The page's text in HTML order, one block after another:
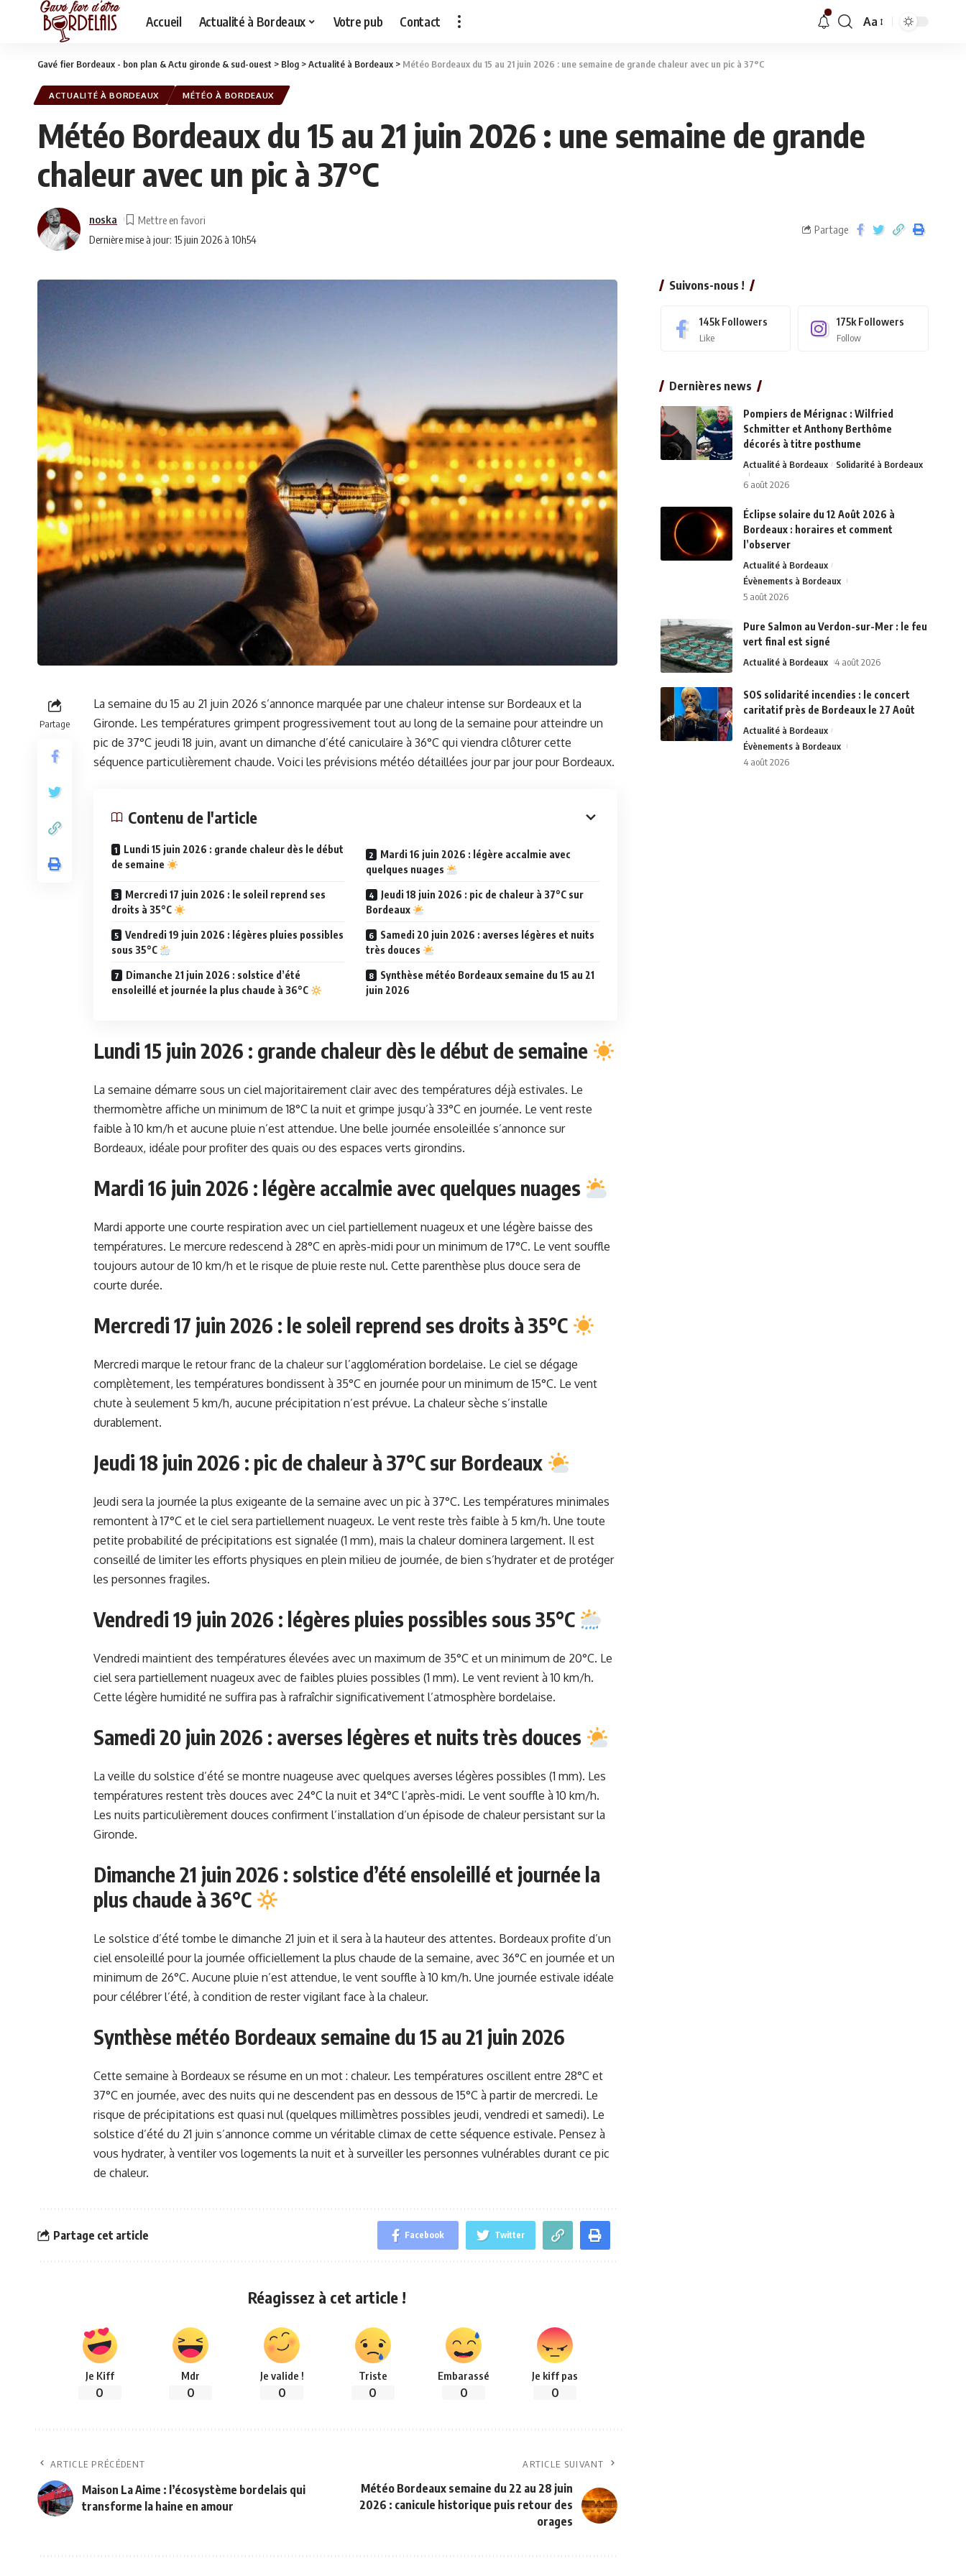
Accueil Actualité à Bordeaux Votre pub Contact Aa
Gavé fier Bordeaux - bon plan & Actu gironde & sud-ouest > Blog >Actualité à Bordeaux > Météo Bordeaux du 15 au 21 juin 2026 : une semaine de grande chaleur avec un pic à 37°C
ACTUALITÉ À BORDEAUX MÉTÉO À BORDEAUX
Météo Bordeaux du 15 au 21 juin 2026 : une semaine de grande
chaleur avec un pic à 37°C
Dernière mise à jour: 15 juin 2026 à 10h54
noska
Partage
Partage
La semaine du 15 au 21 juin 2026 s’annonce marquée par une chaleur intense sur Bordeaux et la
Gironde. Les températures grimpent progressivement tout au long de la semaine pour atteindre un
pic de 37°C jeudi 18 juin, avant un dimanche d’été caniculaire à 36°C qui viendra clôturer cette
séquence particulièrement chaude. Voici les prévisions météo détaillées jour par jour pour Bordeaux.
Contenu de l'article
Lundi 15 juin 2026 : grande chaleur dès le début
de semaine
Mardi 16 juin 2026 : légère accalmie avec
quelques nuages
Mercredi 17 juin 2026 : le soleil reprend ses
droits à 35°C
Jeudi 18 juin 2026 : pic de chaleur à 37°C sur
Bordeaux
Vendredi 19 juin 2026 : légères pluies possibles
sous 35°C
Samedi 20 juin 2026 : averses légères et nuits
très douces
Dimanche 21 juin 2026 : solstice d’été
ensoleillé et journée la plus chaude à 36°C
Synthèse météo Bordeaux semaine du 15 au 21
juin 2026
Lundi 15 juin 2026 : grande chaleur dès le début de semaine
La semaine démarre sous un ciel majoritairement clair avec des températures déjà estivales. Le
thermomètre affiche un minimum de 18°C la nuit et grimpe jusqu’à 33°C en journée. Le vent reste
faible à 10 km/h et aucune pluie n’est attendue. Une belle journée ensoleillée s’annonce sur
Bordeaux, idéale pour profiter des quais ou des espaces verts girondins.
Mardi 16 juin 2026 : légère accalmie avec quelques nuages
Mardi apporte une courte respiration avec un ciel partiellement nuageux et une légère baisse des
températures. Le mercure redescend à 28°C en après-midi pour un minimum de 17°C. Le vent souffle
toujours autour de 10 km/h et le risque de pluie reste nul. Cette parenthèse plus douce sera de
courte durée.
Mercredi 17 juin 2026 : le soleil reprend ses droits à 35°C
Mercredi marque le retour franc de la chaleur sur l’agglomération bordelaise. Le ciel se dégage
complètement, les températures bondissent à 35°C en journée pour un minimum de 15°C. Le vent
chute à seulement 5 km/h, aucune précipitation n’est prévue. La chaleur sèche s’installe
durablement.
Jeudi 18 juin 2026 : pic de chaleur à 37°C sur Bordeaux
Jeudi sera la journée la plus exigeante de la semaine avec un pic à 37°C. Les températures minimales
remontent à 17°C et le ciel sera partiellement nuageux. Le vent reste très faible à 5 km/h. Une toute
petite probabilité de précipitations est signalée (1 mm), mais la chaleur dominera largement. Il est
conseillé de limiter les efforts physiques en plein milieu de journée, de bien s’hydrater et de protéger
les personnes fragiles.
Vendredi 19 juin 2026 : légères pluies possibles sous 35°C
Vendredi maintient des températures élevées avec un maximum de 35°C et un minimum de 20°C. Le
ciel sera partiellement nuageux avec de faibles pluies possibles (1 mm). Le vent revient à 10 km/h.
Cette légère humidité ne suffira pas à rafraîchir significativement l’atmosphère bordelaise.
Samedi 20 juin 2026 : averses légères et nuits très douces
La veille du solstice d’été se montre nuageuse avec quelques averses légères possibles (1 mm). Les
températures restent très douces avec 24°C la nuit et 34°C l’après-midi. Le vent souffle à 10 km/h.
Les nuits particulièrement douces confirment l’installation d’un épisode de chaleur persistant sur la
Gironde.
Dimanche 21 juin 2026 : solstice d’été ensoleillé et journée la
plus chaude à 36°C
Le solstice d’été tombe le dimanche 21 juin et il sera à la hauteur des attentes. Bordeaux profite d’un
ciel ensoleillé pour la journée officiellement la plus chaude de la semaine, avec 36°C en journée et un
minimum de 26°C. Aucune pluie n’est attendue, le vent souffle à 10 km/h. Une journée estivale idéale
pour célébrer l’été, à condition de rester vigilant face à la chaleur.
Synthèse météo Bordeaux semaine du 15 au 21 juin 2026
Cette semaine à Bordeaux se résume en un mot : chaleur. Les températures oscillent entre 28°C et
37°C en journée, avec des nuits qui ne descendent pas en dessous de 15°C à partir de mercredi. Le
risque de précipitations est quasi nul (quelques millimètres possibles jeudi, vendredi et samedi). Le
solstice d’été du 21 juin s’annonce comme un véritable climax de cette séquence estivale. Pensez à
vous hydrater, à ventiler vos logements la nuit et à surveiller les personnes vulnérables durant ce pic
de chaleur.
Partage cet article Facebook Twitter
Réagissez à cet article !
Je Kiff
0
Mdr
0
Je valide !
0
Triste
0
Embarassé
0
Je kiff pas
0
ARTICLE PRÉCÉDENT
Maison La Aime : l’écosystème bordelais qui
transforme la haine en amour
ARTICLE SUIVANT
Météo Bordeaux semaine du 22 au 28 juin
2026 : canicule historique puis retour des
orages
Suivons-nous !
145k Followers
Like
175k Followers
Follow
Dernières news
Pompiers de Mérignac : Wilfried
Schmitter et Anthony Berthôme
décorés à titre posthume
Actualité à Bordeaux
Solidarité à Bordeaux
6 août 2026
Éclipse solaire du 12 Août 2026 à
Bordeaux : horaires et comment
l’observer
Actualité à Bordeaux
Évènements à Bordeaux
5 août 2026
Pure Salmon au Verdon-sur-Mer : le feu
vert final est signé
Actualité à Bordeaux 4 août 2026
SOS solidarité incendies : le concert
caritatif près de Bordeaux le 27 Août
Actualité à Bordeaux
Évènements à Bordeaux
4 août 2026